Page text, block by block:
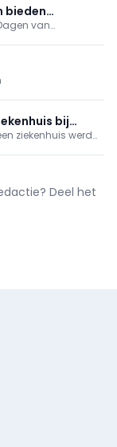
bieden
van
bij
ziekenhuis werd
Deel het